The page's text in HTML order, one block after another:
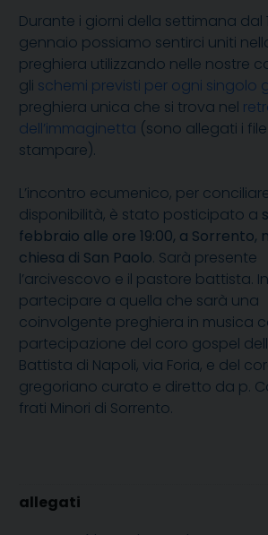
Durante i giorni della settimana dal
gennaio possiamo sentirci uniti
preghiera utilizzando nelle nostre
gli schemi previsti per ogni singolo
preghiera unica che si trova nel
dell’immaginetta (sono allegati i
stampare).
L’incontro ecumenico, per
disponibilità, è stato posticipato a
febbraio alle ore 19:00, a Sorrento,
chiesa di San Paolo. Sarà presente
l’arcivescovo e il pastore battista.
partecipare a quella che sarà una
coinvolgente preghiera in musica
partecipazione del coro gospel
Battista di Napoli, via Foria, e del
gregoriano curato e diretto da p.
frati Minori di Sorrento.